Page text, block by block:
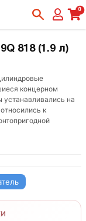
0
818 (1.9 л)
концерном
устанавливались на
к